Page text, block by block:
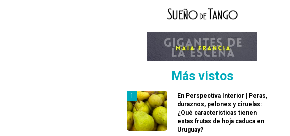
Más vistos
En Perspectiva Interior | Peras,
duraznos, pelones y ciruelas:
¿Qué características tienen
estas frutas de hoja caduca en
Uruguay?